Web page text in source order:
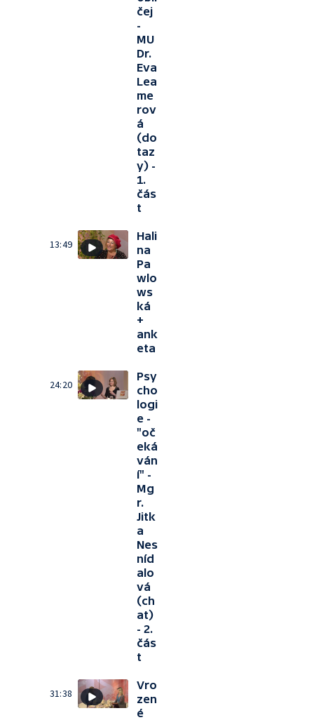
čej
-
MU
Dr.
Eva
Lea
me
rov
á
(do
taz
y) -
1.
čás
t
13:49
Hali
na
Pa
wlo
ws
ká
+
ank
eta
24:20
Psy
cho
logi
e -
"oč
eká
ván
í" -
Mg
r.
Jitk
a
Nes
níd
alo
vá
(ch
at)
- 2.
čás
t
31:38
Vro
zen
é